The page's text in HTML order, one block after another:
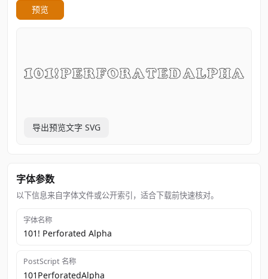
预览
导出预览文字 SVG
字体参数
以下信息来自字体文件或公开索引，适合下载前快速核对。
字体名称
101! Perforated Alpha
PostScript 名称
101PerforatedAlpha